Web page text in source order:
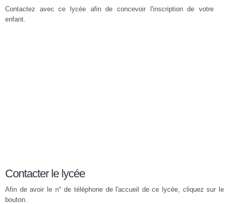
Contactez avec ce lycée afin de concevoir l'inscription de votre
enfant.
Contacter le lycée
Afin de avoir le n° de téléphone de l'accueil de ce lycée, cliquez sur le
bouton.